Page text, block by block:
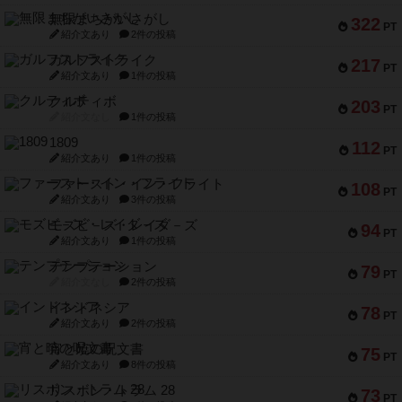
322 PT
無限まちがいさがし
紹介文あり 2件の投稿
217 PT
ガルフストライク
紹介文あり 1件の投稿
203 PT
クルティボ
1件の投稿
112 PT
1809
紹介文あり 1件の投稿
108 PT
ファースト・イン・フライト
紹介文あり 3件の投稿
94 PT
モズビ－ズ・レイダ－ズ
紹介文あり 1件の投稿
79 PT
テンプテーション
2件の投稿
78 PT
インドネシア
紹介文あり 2件の投稿
75 PT
宵と暁の呪文書
紹介文あり 8件の投稿
73 PT
リスボン・トラム 28